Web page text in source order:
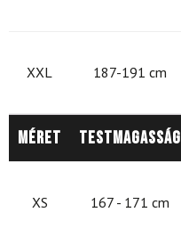
XXL 187-191 cm
Méret Testmagasság
XS 167 - 171 cm